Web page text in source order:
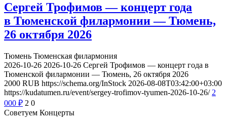
Сергей Трофимов — концерт года
в Тюменской филармонии — Тюмень,
26 октября 2026
Тюмень Тюменская филармония
2026-10-26 2026-10-26 Сергей Трофимов — концерт года в
Тюменской филармонии — Тюмень, 26 октября 2026
2000 RUB https://schema.org/InStock 2026-08-08T03:42:00+03:00
https://kudatumen.ru/event/sergey-trofimov-tyumen-2026-10-26/ 2
000 ₽ 2 0
Советуем Концерты